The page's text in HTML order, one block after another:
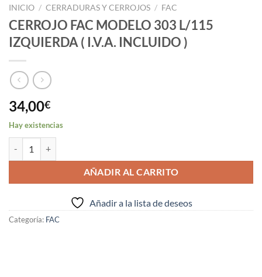
INICIO / CERRADURAS Y CERROJOS / FAC
CERROJO FAC MODELO 303 L/115
IZQUIERDA ( I.V.A. INCLUIDO )
34,00€
Hay existencias
AÑADIR AL CARRITO
Añadir a la lista de deseos
Categoría: FAC